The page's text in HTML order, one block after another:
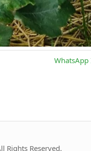
Rights Reserved.